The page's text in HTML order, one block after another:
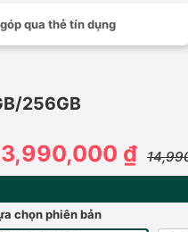
qua thẻ tín dụng
256GB
₫
chọn phiên bản